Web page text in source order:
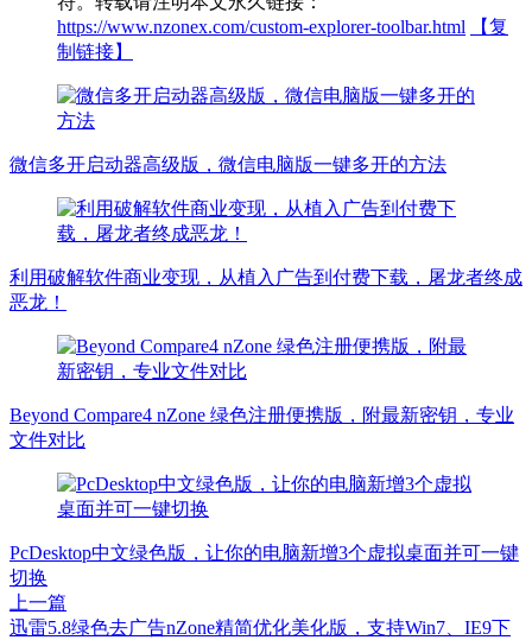
https://www.nzonex.com/custom-explorer-toolbar.html
【复
制链接】
微信多开启动器高级版，微信电脑版一键多开的方法
利用破解软件商业变现，从植入广告到付费下载，屠龙者终成
恶龙！
Beyond Compare4 nZone 绿色注册便携版，附最新密钥，专业
文件对比
PcDesktop中文绿色版，让你的电脑新增3个虚拟桌面并可一键
切换
上一篇
迅雷5.8绿色去广告nZone精简优化美化版，支持Win7、IE9 下